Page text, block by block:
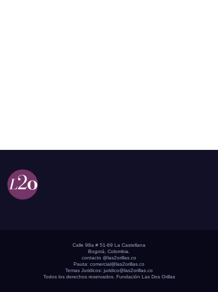
Calle 98a # 51-69 La Castellana
Bogotá, Colombia.
contacto @las2orillas.co
Pauta: comercial@las2orillas.co
Temas Juridicos: juridico@las2orillas.co
Todos los derechos reservados. Fundación Las Dos Orillas